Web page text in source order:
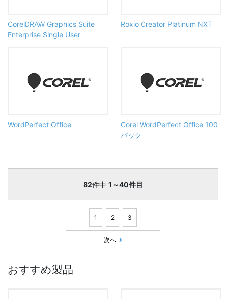
CorelDRAW Graphics Suite
Enterprise Single User
Roxio Creator Platinum NXT
WordPerfect Office
Corel WordPerfect Office 100
パック
82件中 1～40件目
1 2 3
次へ
おすすめ製品